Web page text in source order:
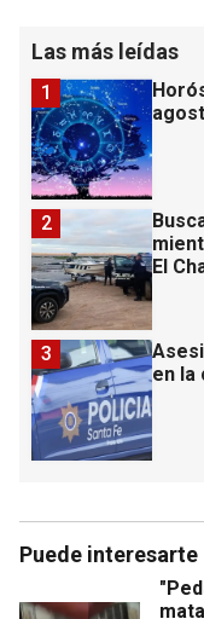
Las más leídas
1
El
2
en la
3
Puede interesarte